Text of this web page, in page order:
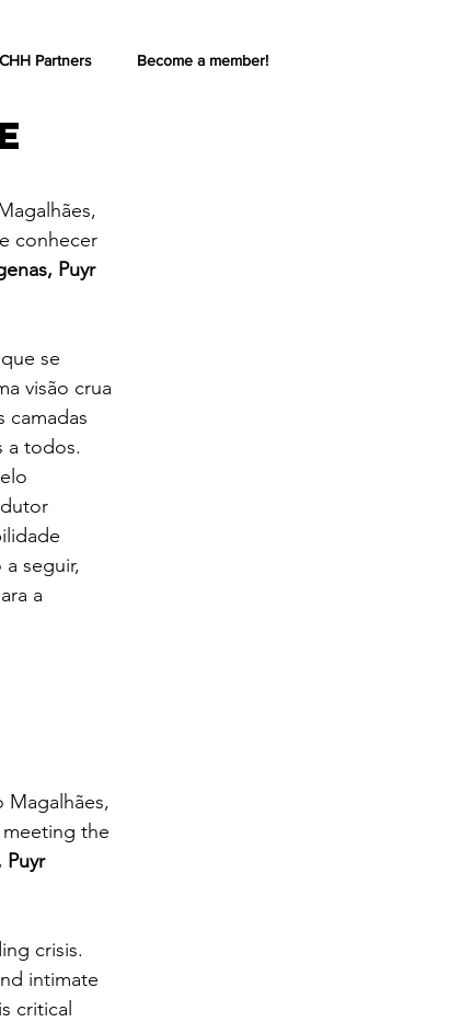
CHH Partners Become a member!
conhecer
Puyr
se
visão crua
camadas
a todos.
seguir,
a
Magalhães,
the
Puyr
crisis.
intimate
critical